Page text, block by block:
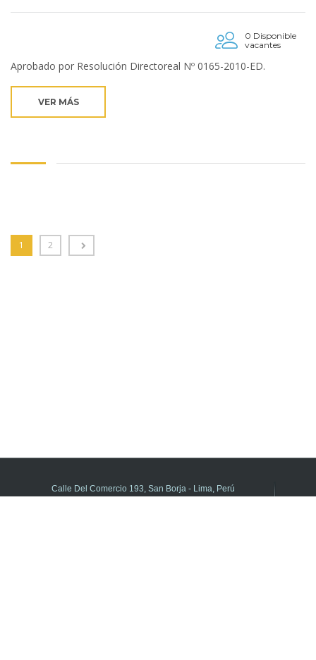
0 Disponible
vacantes
Aprobado por Resolución Directoreal Nº 0165-2010-ED.
VER MÁS
1 2
Calle Del Comercio 193, San Borja - Lima, Perú